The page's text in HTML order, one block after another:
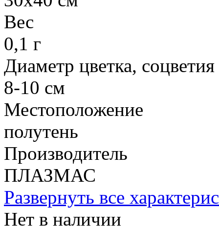
Вес
0,1 г
Диаметр цветка, соцветия
8-10 см
Местоположение
полутень
Производитель
ПЛАЗМАС
Развернуть все
Нет в наличии